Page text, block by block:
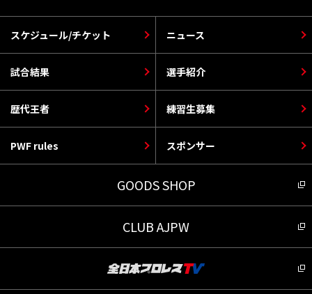
スケジュール/チケット
選手紹介
PWF rules
ニュース
歴代王者
スポンサー
試合結果
練習生募集
GOODS SHOP
CLUB AJPW